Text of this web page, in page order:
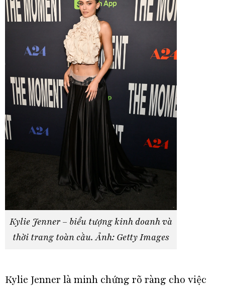
Kylie Jenner – biểu tượng kinh doanh và
thời trang toàn cầu. Ảnh: Getty Images
Kylie Jenner là minh chứng rõ ràng cho việc